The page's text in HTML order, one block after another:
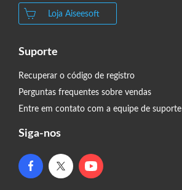
Loja Aiseesoft
Suporte
Recuperar o código de registro
Perguntas frequentes sobre vendas
Entre em contato com a equipe de suporte
Siga-nos